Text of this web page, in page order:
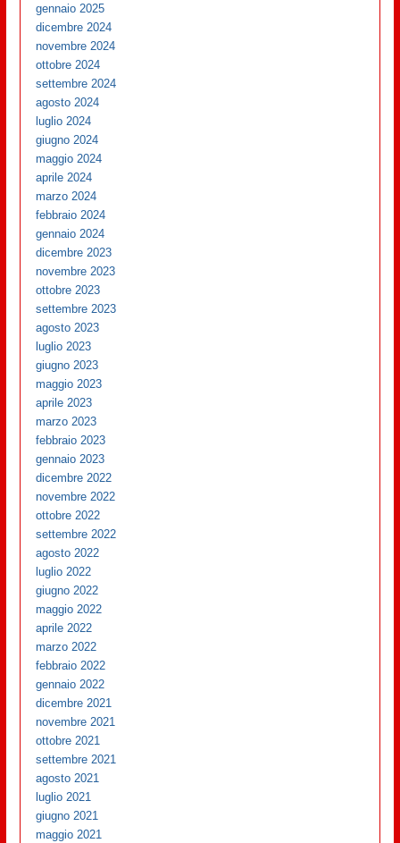
gennaio 2025
dicembre 2024
novembre 2024
ottobre 2024
settembre 2024
agosto 2024
luglio 2024
giugno 2024
maggio 2024
aprile 2024
marzo 2024
febbraio 2024
gennaio 2024
dicembre 2023
novembre 2023
ottobre 2023
settembre 2023
agosto 2023
luglio 2023
giugno 2023
maggio 2023
aprile 2023
marzo 2023
febbraio 2023
gennaio 2023
dicembre 2022
novembre 2022
ottobre 2022
settembre 2022
agosto 2022
luglio 2022
giugno 2022
maggio 2022
aprile 2022
marzo 2022
febbraio 2022
gennaio 2022
dicembre 2021
novembre 2021
ottobre 2021
settembre 2021
agosto 2021
luglio 2021
giugno 2021
maggio 2021